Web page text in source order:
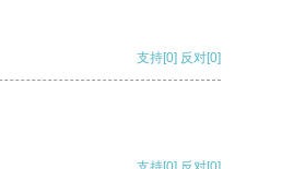
支持[0] 反对[0]